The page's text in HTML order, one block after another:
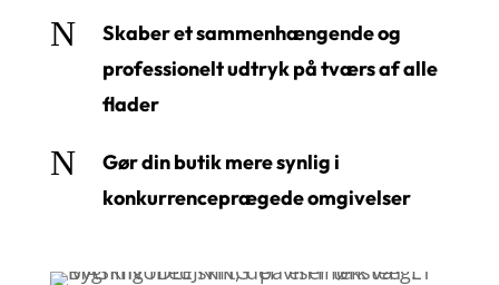
N
Skaber et sammenhængende og
professionelt udtryk på tværs af alle
flader
N
Gør din butik mere synlig i
konkurrenceprægede omgivelser